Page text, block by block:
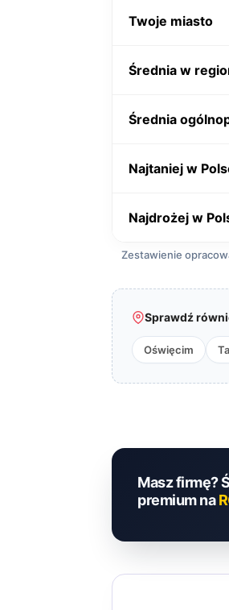
Twoje miasto
Średnia w
Średnia
Najtaniej w
Najdrożej w
Zestawienie
Sprawdź
Oświęcim
Masz firmę?
premium na